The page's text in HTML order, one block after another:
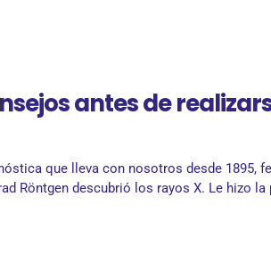
antes de
que lleva con nosotros desde 1895,
Röntgen descubrió los rayos X. Le hizo la